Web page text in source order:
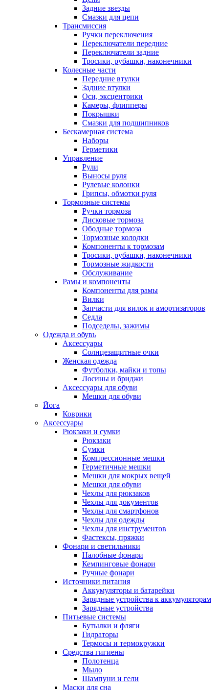
Задние звезды
Смазки для цепи
Трансмиссия
Ручки переключения
Переключатели передние
Переключатели задние
Тросики, рубашки, наконечники
Колесные части
Передние втулки
Задние втулки
Оси, эксцентрики
Камеры, флипперы
Покрышки
Смазки для подшипников
Бескамерная система
Наборы
Герметики
Управление
Рули
Выносы руля
Рулевые колонки
Грипсы, обмотки руля
Тормозные системы
Ручки тормоза
Дисковые тормоза
Ободные тормоза
Тормозные колодки
Компоненты к тормозам
Тросики, рубашки, наконечники
Тормозные жидкости
Обслуживание
Рамы и компоненты
Компоненты для рамы
Вилки
Запчасти для вилок и амортизаторов
Седла
Подседелы, зажимы
Одежда и обувь
Аксессуары
Солнцезащитные очки
Женская одежда
Футболки, майки и топы
Лосины и бриджи
Аксессуары для обуви
Мешки для обуви
Йога
Коврики
Аксессуары
Рюкзаки и сумки
Рюкзаки
Сумки
Компрессионные мешки
Герметичные мешки
Мешки для мокрых вещей
Мешки для обуви
Чехлы для рюкзаков
Чехлы для документов
Чехлы для смартфонов
Чехлы для одежды
Чехлы для инструментов
Фастексы, пряжки
Фонари и светильники
Налобные фонари
Кемпинговые фонари
Ручные фонари
Источники питания
Аккумуляторы и батарейки
Зарядные устройства к аккумуляторам
Зарядные устройства
Питьевые системы
Бутылки и фляги
Гидраторы
Термосы и термокружки
Средства гигиены
Полотенца
Мыло
Шампуни и гели
Маски для сна